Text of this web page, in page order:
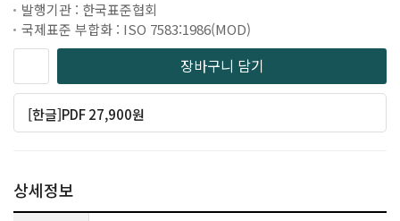
발행기관 : 한국표준협회
국제표준 부합화 : ISO 7583:1986(MOD)
장바구니 담기
[한글]PDF 27,900원
상세정보